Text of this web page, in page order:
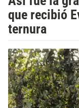
que recibió
ternura